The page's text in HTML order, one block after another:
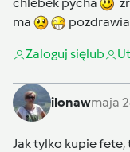
ma
Zaloguj sięlub
ilonawmaja
Jak tylko kupie fete,